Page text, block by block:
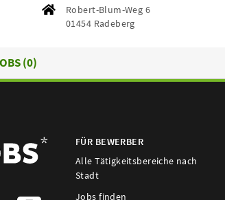
Robert-Blum-Weg 6
01454 Radeberg
(0)
FÜR BEWERBER
Alle Tätigkeitsbereiche nach
Stadt
Jobs finden